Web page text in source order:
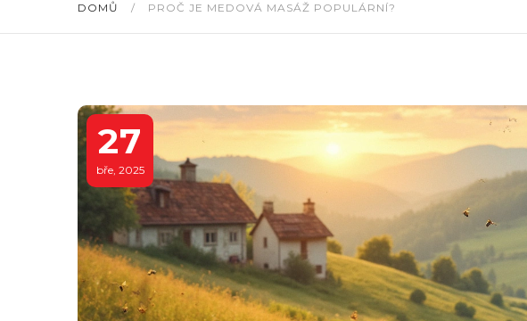
DOMŮ / PROČ JE MEDOVÁ MASÁŽ POPULÁRNÍ?
27
bře, 2025